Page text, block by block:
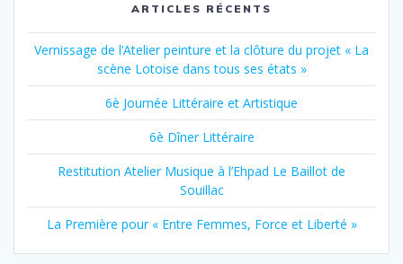
ARTICLES RÉCENTS
Vernissage de l’Atelier peinture et la clôture du projet « La
scène Lotoise dans tous ses états »
6è Journée Littéraire et Artistique
6è Dîner Littéraire
Restitution Atelier Musique à l’Ehpad Le Baillot de
Souillac
La Première pour « Entre Femmes, Force et Liberté »